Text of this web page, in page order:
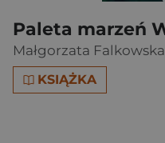
Paleta marzeń
Małgorzata Falkowska
KSIĄŻKA